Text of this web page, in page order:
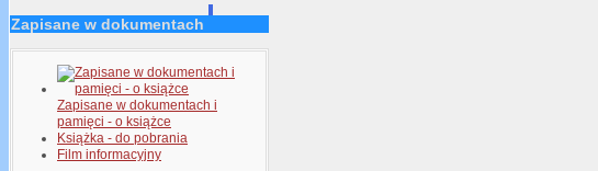
Zapisane w dokumentach
Zapisane w dokumentach i
pamięci - o książce
Książka - do pobrania
Film informacyjny